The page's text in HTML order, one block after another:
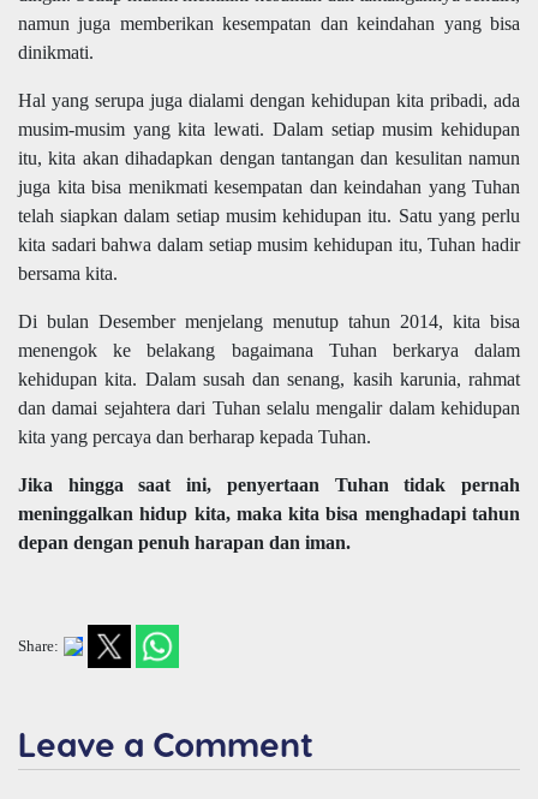
namun juga memberikan kesempatan dan keindahan yang bisa
dinikmati.
Hal yang serupa juga dialami dengan kehidupan kita pribadi, ada
musim-musim yang kita lewati. Dalam setiap musim kehidupan
itu, kita akan dihadapkan dengan tantangan dan kesulitan namun
juga kita bisa menikmati kesempatan dan keindahan yang Tuhan
telah siapkan dalam setiap musim kehidupan itu. Satu yang perlu
kita sadari bahwa dalam setiap musim kehidupan itu, Tuhan hadir
bersama kita.
Di bulan Desember menjelang menutup tahun 2014, kita bisa
menengok ke belakang bagaimana Tuhan berkarya dalam
kehidupan kita. Dalam susah dan senang, kasih karunia, rahmat
dan damai sejahtera dari Tuhan selalu mengalir dalam kehidupan
kita yang percaya dan berharap kepada Tuhan.
Jika hingga saat ini, penyertaan Tuhan tidak pernah
meninggalkan hidup kita, maka kita bisa menghadapi tahun
depan dengan penuh harapan dan iman.
Share:
Leave a Comment